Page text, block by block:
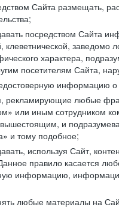
Сайта размещать,
посредством Сайта
клеветнической,
характера,
посетителям Сайта,
информацию о
рекламирующие любые
или иным сотрудником
и
и тому подобное;
используя Сайт,
правило касается
информацию,
любые материалы на